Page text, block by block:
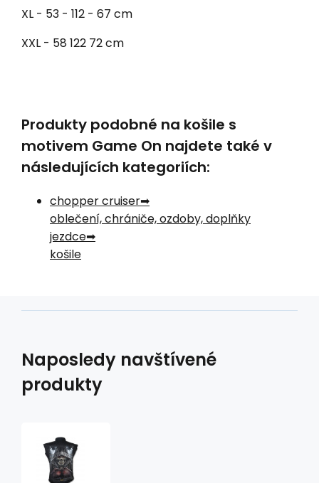
XL - 53 - 112 - 67 cm
XXL - 58 122 72 cm
Produkty podobné na košile s
motivem Game On najdete také v
následujících kategoriích:
chopper cruiser
oblečení, chrániče, ozdoby, doplňky
jezdce
košile
Naposledy navštívené
produkty